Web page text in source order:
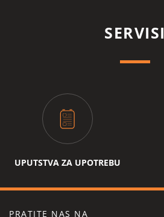
SERVISI
UPUTSTVA ZA UPOTREBU
PRATITE NAS NA